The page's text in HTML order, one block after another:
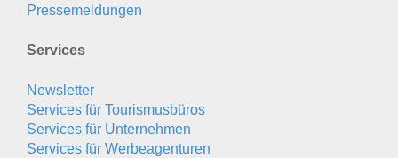
Pressemeldungen
Services
Newsletter
Services für Tourismusbüros
Services für Unternehmen
Services für Werbeagenturen